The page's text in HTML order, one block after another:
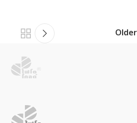
Older